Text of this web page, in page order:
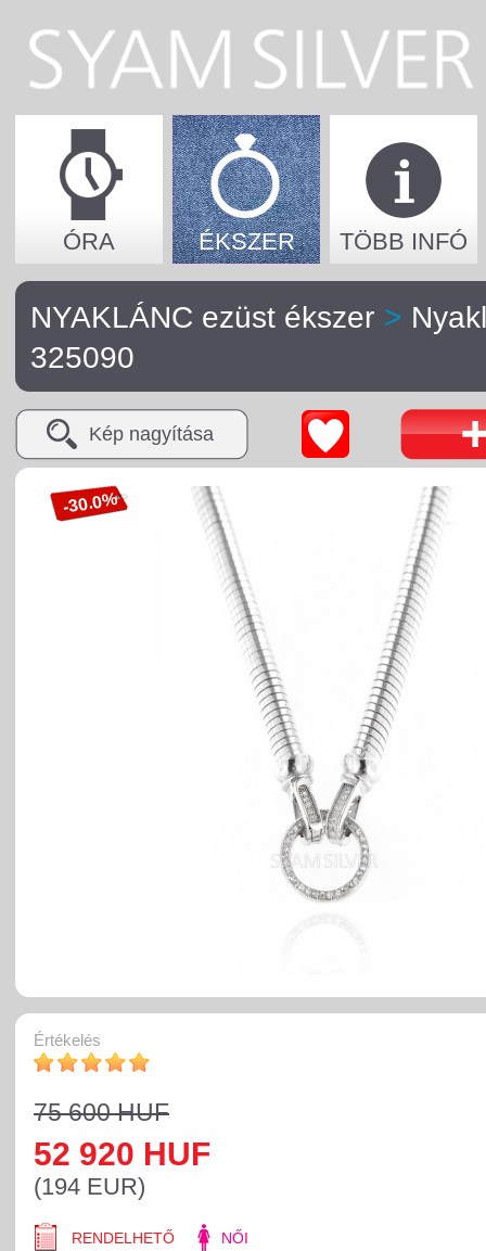
ÓRA ÉKSZER TÖBB INFÓ
NYAKLÁNC ezüst ékszer >
325090
-30.0%
Kép nagyítása
Értékelés
75 600 HUF
52 920 HUF
(194 EUR)
RENDELHETŐ NŐI